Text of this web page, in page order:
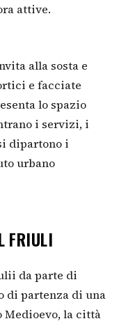
attive.
alla sosta e
e facciate
lo spazio
i servizi, i
dipartono i
urbano
FRIULI
da parte di
di partenza di una
la città